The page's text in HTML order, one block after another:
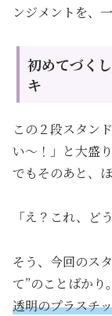
ンジメントを、
初めてづく
キ
この２段スタン
い〜！」と大盛り
でもそのあと、
「え？これ、ど
そう、今回のス
て”のことばかり。
透明のプラスチ